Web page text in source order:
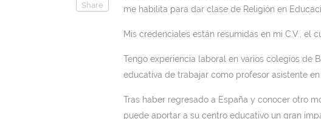
Share
me habilita para dar clase de Religión en
Mis credenciales están resumidas en mi C.V., el
Tengo experiencia laboral en varios colegios de
educativa de trabajar como profesor asistente en
Tras haber regresado a España y conocer otro
puede aportar a su centro educativo un gran